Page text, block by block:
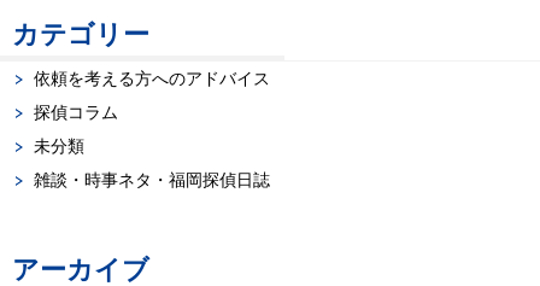
ゲ
ー
シ
ョ
カテゴリー
依頼を考える方へのアドバイス
探偵コラム
未分類
雑談・時事ネタ・福岡探偵日誌
アーカイブ